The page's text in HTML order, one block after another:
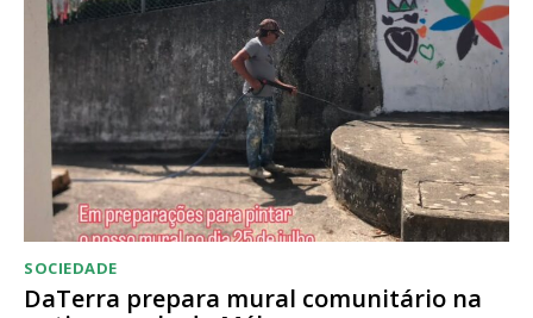
SOCIEDADE
DaTerra prepara mural comunitário na